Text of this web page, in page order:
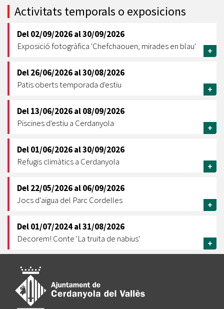
Activitats temporals o exposicions
Del02/09/2026al30/09/2026
Exposició fotogràfica 'Chefchaouen, mirades en blau'
+
Del26/06/2026al30/08/2026
Patis oberts temporada d'estiu
+
Del13/06/2026al08/09/2026
Piscines d'estiu a Cerdanyola
+
Del01/06/2026al30/09/2026
Refugis climàtics a Cerdanyola
+
Del22/05/2026al06/09/2026
Jocs d'aigua del Parc Cordelles
+
Del01/07/2024al31/08/2026
Decorem! Conte 'La truita de nabius'
+